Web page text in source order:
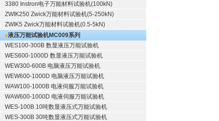
3380 Instron电子万能材料试验机(100kN)
ZWIK250 Zwick万能材料试验机(5-250kN)
ZWIK5 Zwick万能材料试验机(0.5-5kN)
液压万能试验机MC009系列
WES100-300B 数显液压万能试验机
WES600-1000D 数显液压万能试验机
WEW300-600B 电脑液压万能试验机
WEW600-1000D 电脑液压万能试验机
WAW100-1000B 电液伺服万能试验机
WAW600-1000D 电液伺服万能试验机
WES-100B 10吨数显液压式万能试验机
WES-300B 30吨数显液压式万能试验机